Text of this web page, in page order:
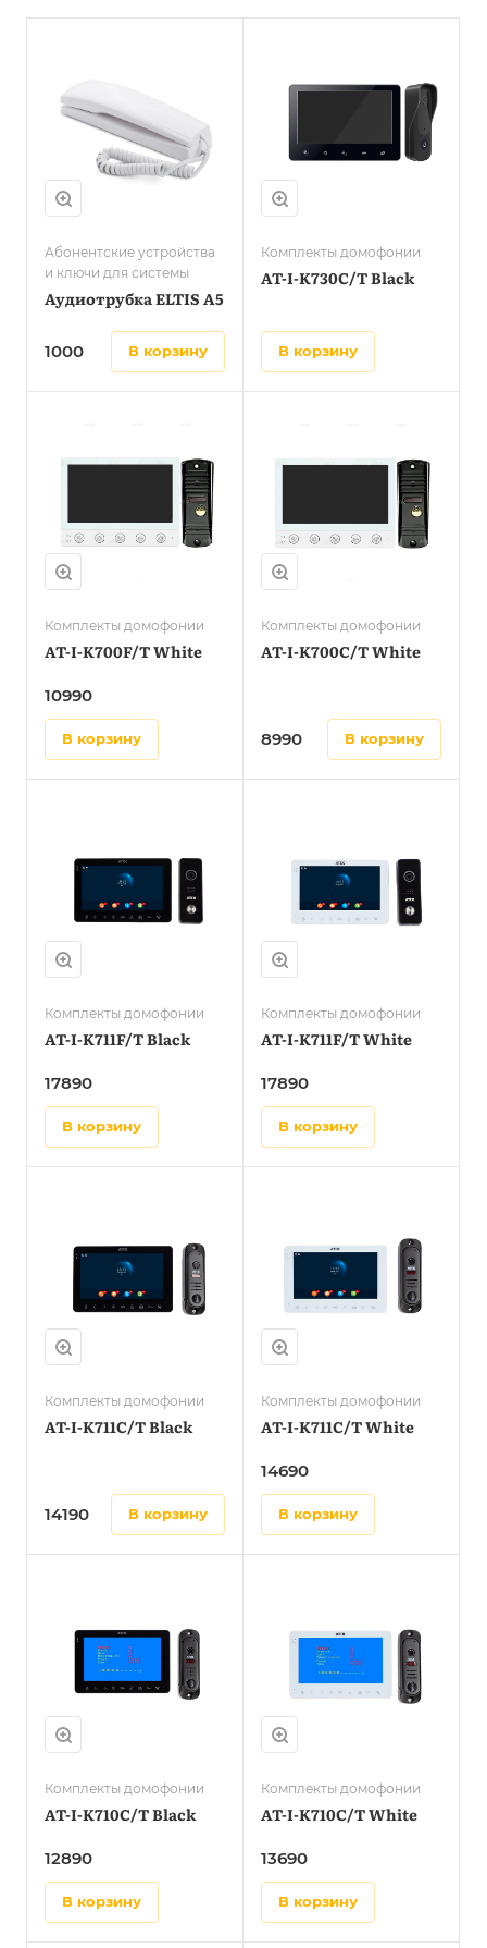
Абонентские устройства
и ключи для системы
Аудиотрубка ELTIS А5
1000 в корзину
Комплекты домофонии
AT-I-K730C/T Black
в корзину
Комплекты домофонии
AT-I-K700F/T White
10990
в корзину
Комплекты домофонии
AT-I-K700C/T White
8990 в корзину
Комплекты домофонии
AT-I-K711F/T Black
17890
в корзину
Комплекты домофонии
AT-I-K711F/T White
17890
в корзину
Комплекты домофонии
AT-I-K711C/T Black
14190 в корзину
Комплекты домофонии
AT-I-K711C/T White
14690
в корзину
Комплекты домофонии
AT-I-K710C/T Black
12890
в корзину
Комплекты домофонии
AT-I-K710C/T White
13690
в корзину